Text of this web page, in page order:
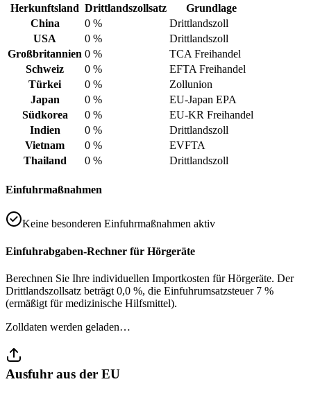
Herkunftsland Drittlandszollsatz
Grundlage
China
0 %
Drittlandszoll
USA
0 %
Drittlandszoll
Großbritannien 0 %
TCA Freihandel
Schweiz
0 %
EFTA Freihandel
Türkei
0 %
Zollunion
Japan
0 %
EU-Japan EPA
Südkorea
0 %
EU-KR Freihandel
Indien
0 %
Drittlandszoll
Vietnam
0 %
EVFTA
Thailand
0 % Drittlandszoll
Einfuhrmaßnahmen
Keine besonderen Einfuhrmaßnahmen aktiv
Einfuhrabgaben-Rechner für Hörgeräte
Berechnen Sie Ihre individuellen Importkosten für Hörgeräte. Der
Drittlandszollsatz beträgt 0,0 %, die Einfuhrumsatzsteuer 7 %
(ermäßigt für medizinische Hilfsmittel).
Zolldaten werden geladen…
Ausfuhr aus der EU